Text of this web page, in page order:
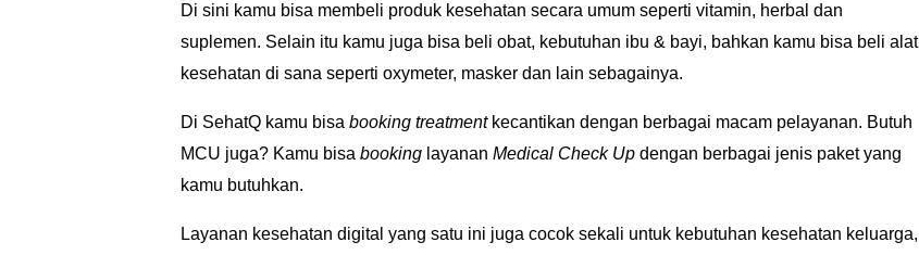
Di sini kamu bisa membeli produk kesehatan secara umum seperti vitamin, herbal dan
suplemen. Selain itu kamu juga bisa beli obat, kebutuhan ibu & bayi, bahkan kamu bisa beli alat
kesehatan di sana seperti oxymeter, masker dan lain sebagainya.
Di SehatQ kamu bisa booking treatment kecantikan dengan berbagai macam pelayanan. Butuh
MCU juga? Kamu bisa booking layanan Medical Check Up dengan berbagai jenis paket yang
kamu butuhkan.
Layanan kesehatan digital yang satu ini juga cocok sekali untuk kebutuhan kesehatan keluarga,